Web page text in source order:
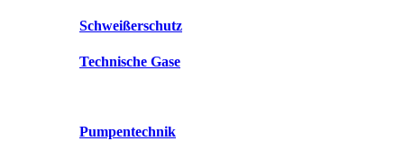
Schweißerschutz
Technische Gase
Pumpentechnik